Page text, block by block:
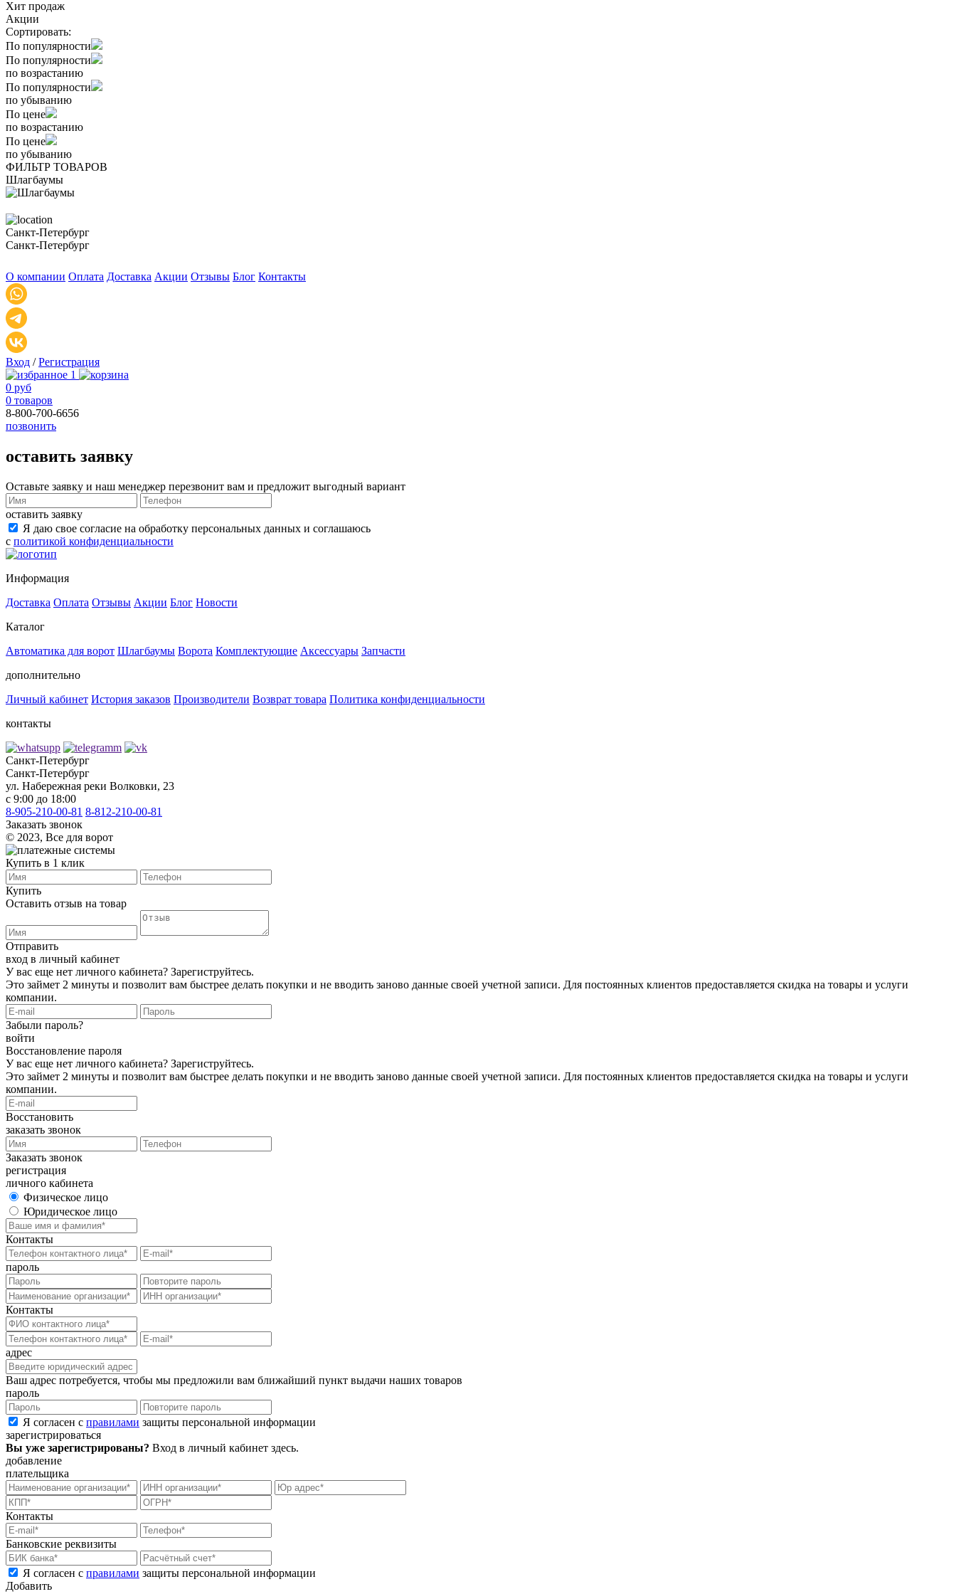
Хит продаж
Акции
Сортировать:
По популярности
По популярности
по возрастанию
По популярности
по убыванию
По цене
по возрастанию
По цене
по убыванию
ФИЛЬТР ТОВАРОВ
Шлагбаумы
Санкт-Петербург
Санкт-Петербург
О компании Оплата Доставка Акции Отзывы Блог Контакты
Вход / Регистрация
1
0 руб
0 товаров
8-800-700-6656
позвонить
оставить заявку
Оставьте заявку и наш менеджер перезвонит вам и предложит выгодный вариант
оставить заявку
Я даю свое согласие на обработку персональных данных и соглашаюсь
с политикой конфиденциальности
Информация
Доставка Оплата Отзывы Акции Блог Новости
Каталог
Автоматика для ворот Шлагбаумы Ворота Комплектующие Аксессуары Запчасти
дополнительно
Личный кабинет История заказов Производители Возврат товара Политика конфиденциальности
контакты
Санкт-Петербург
Санкт-Петербург
ул. Набережная реки Волковки, 23
с 9:00 до 18:00
8-905-210-00-81 8-812-210-00-81
Заказать звонок
©️ 2023, Все для ворот
Купить в 1 клик
Купить
Оставить отзыв на товар
Отправить
вход в личный кабинет
У вас еще нет личного кабинета? Зарегиструйтесь.
Это займет 2 минуты и позволит вам быстрее делать покупки и не вводить заново данные своей учетной записи. Для постоянных клиентов предоставляется скидка на товары и услуги
компании.
Забыли пароль?
войти
Восстановление пароля
У вас еще нет личного кабинета? Зарегиструйтесь.
Это займет 2 минуты и позволит вам быстрее делать покупки и не вводить заново данные своей учетной записи. Для постоянных клиентов предоставляется скидка на товары и услуги
компании.
Восстановить
заказать звонок
Заказать звонок
регистрация
личного кабинета
Физическое лицо
Юридическое лицо
Контакты
пароль
Контакты
адрес
Ваш адрес потребуется, чтобы мы предложили вам ближайший пункт выдачи наших товаров
пароль
Я согласен с правилами защиты персональной информации
зарегистрироваться
Вы уже зарегистрированы? Вход в личный кабинет здесь.
добавление
плательщика
Контакты
Банковские реквизиты
Я согласен с правилами защиты персональной информации
Добавить